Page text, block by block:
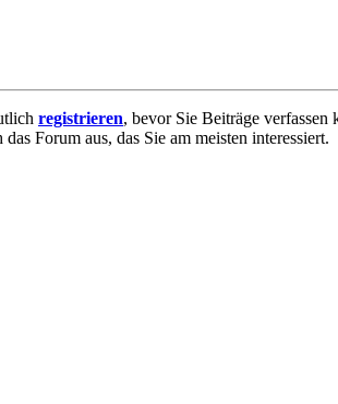
registrieren, bevor Sie Beiträge
Forum aus, das Sie am meisten interessiert.